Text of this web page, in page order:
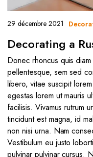
29 décembre 2021
Decorating a
Donec rhoncus quis
pellentesque, sem sed
libero, vitae suscipit
egestas lorem ut mauris
facilisis. Vivamus rutrum
tincidunt est magna, id
non nisi urna. Nam
Vestibulum eu justo
pulvinar pulvinar cursus.